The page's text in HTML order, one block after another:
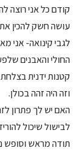
קודם כל אני רוצה
עושה חשק להכין
לגבי קינואה- אני
החולי והאבנים
וזה היה זהה בכולן.
האם יש לך פתרון
לבישול שיכול
תודה מראש וסופש